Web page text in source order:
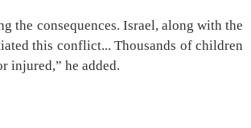
the consequences. Israel, along with the
this conflict... Thousands of children
injured,” he added.